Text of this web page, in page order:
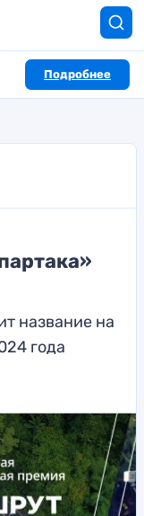
Подробнее
название на
года